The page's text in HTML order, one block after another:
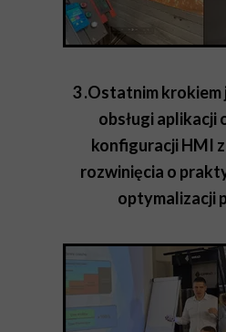
3 .Ostatnim krokiem
obsługi aplikacji
konfiguracji HMI
rozwinięcia o
optymalizacji